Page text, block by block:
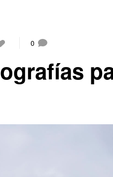
0